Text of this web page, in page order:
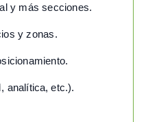
y más secciones.
y zonas.
analítica, etc.).